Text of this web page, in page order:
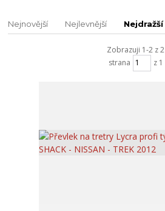
Nejnovější Nejlevnější Nejdražší
Zobrazuji 1-2 z 2
strana
z 1